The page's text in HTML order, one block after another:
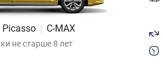
Picasso | C-MAX
не старше 8 лет